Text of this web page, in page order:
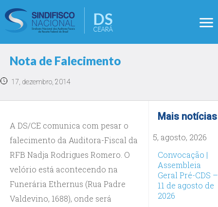
Nota de Falecimento
17, dezembro, 2014
A DS/CE comunica com pesar o
falecimento da Auditora-Fiscal da
RFB Nadja Rodrigues Romero. O
velório está acontecendo na
Funerária Ethernus (Rua Padre
Valdevino, 1688), onde será
Mais notícias
5, agosto, 2026
Convocação |
Assembleia
Geral Pré-CDS –
11 de agosto de
2026